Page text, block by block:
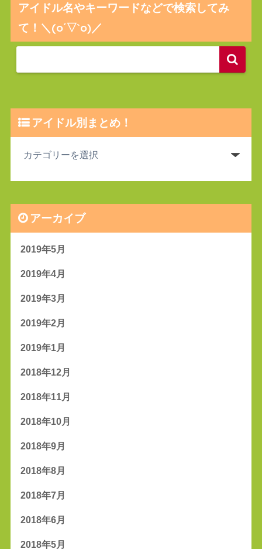
アイドル名やキーワードなどで検索してみ
て！＼(o´▽`o)／
アイドル別まとめ！
アーカイブ
2019年5月
2019年4月
2019年3月
2019年2月
2019年1月
2018年12月
2018年11月
2018年10月
2018年9月
2018年8月
2018年7月
2018年6月
2018年5月